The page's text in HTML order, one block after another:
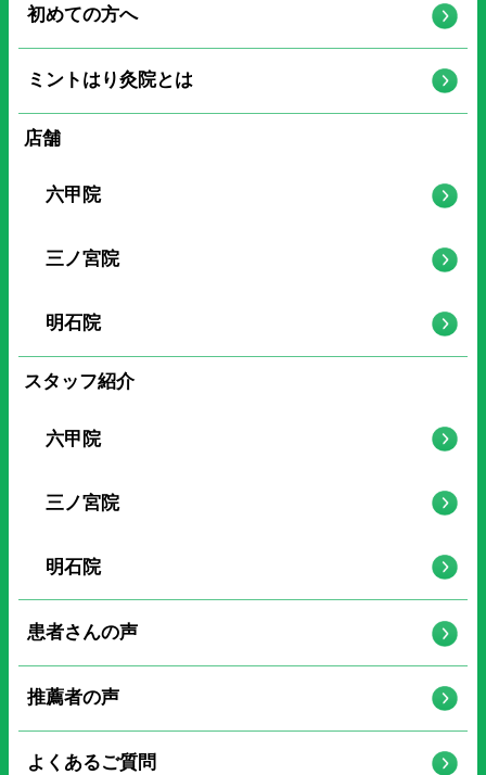
初めての方へ
ミントはり灸院とは
店舗
六甲院
三ノ宮院
明石院
スタッフ紹介
六甲院
三ノ宮院
明石院
患者さんの声
推薦者の声
よくあるご質問